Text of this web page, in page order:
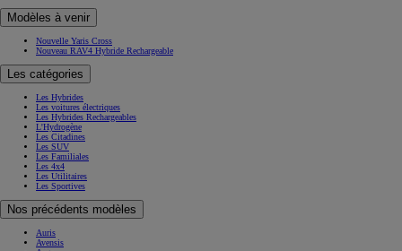
Modèles à venir
Nouvelle Yaris Cross
Nouveau RAV4 Hybride Rechargeable
Les catégories
Les Hybrides
Les voitures électriques
Les Hybrides Rechargeables
L'Hydrogène
Les Citadines
Les SUV
Les Familiales
Les 4x4
Les Utilitaires
Les Sportives
Nos précédents modèles
Auris
Avensis